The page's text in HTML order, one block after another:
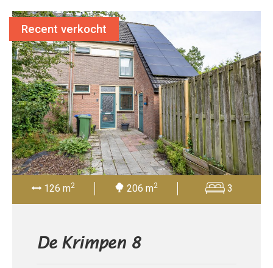
126 m2 206 m2 3
De Krimpen 8
Recent verkocht